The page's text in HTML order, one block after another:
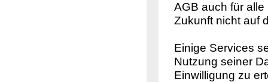
AGB auch für
Zukunft nicht auf
Einige Services
Nutzung seiner
Einwilligung zu